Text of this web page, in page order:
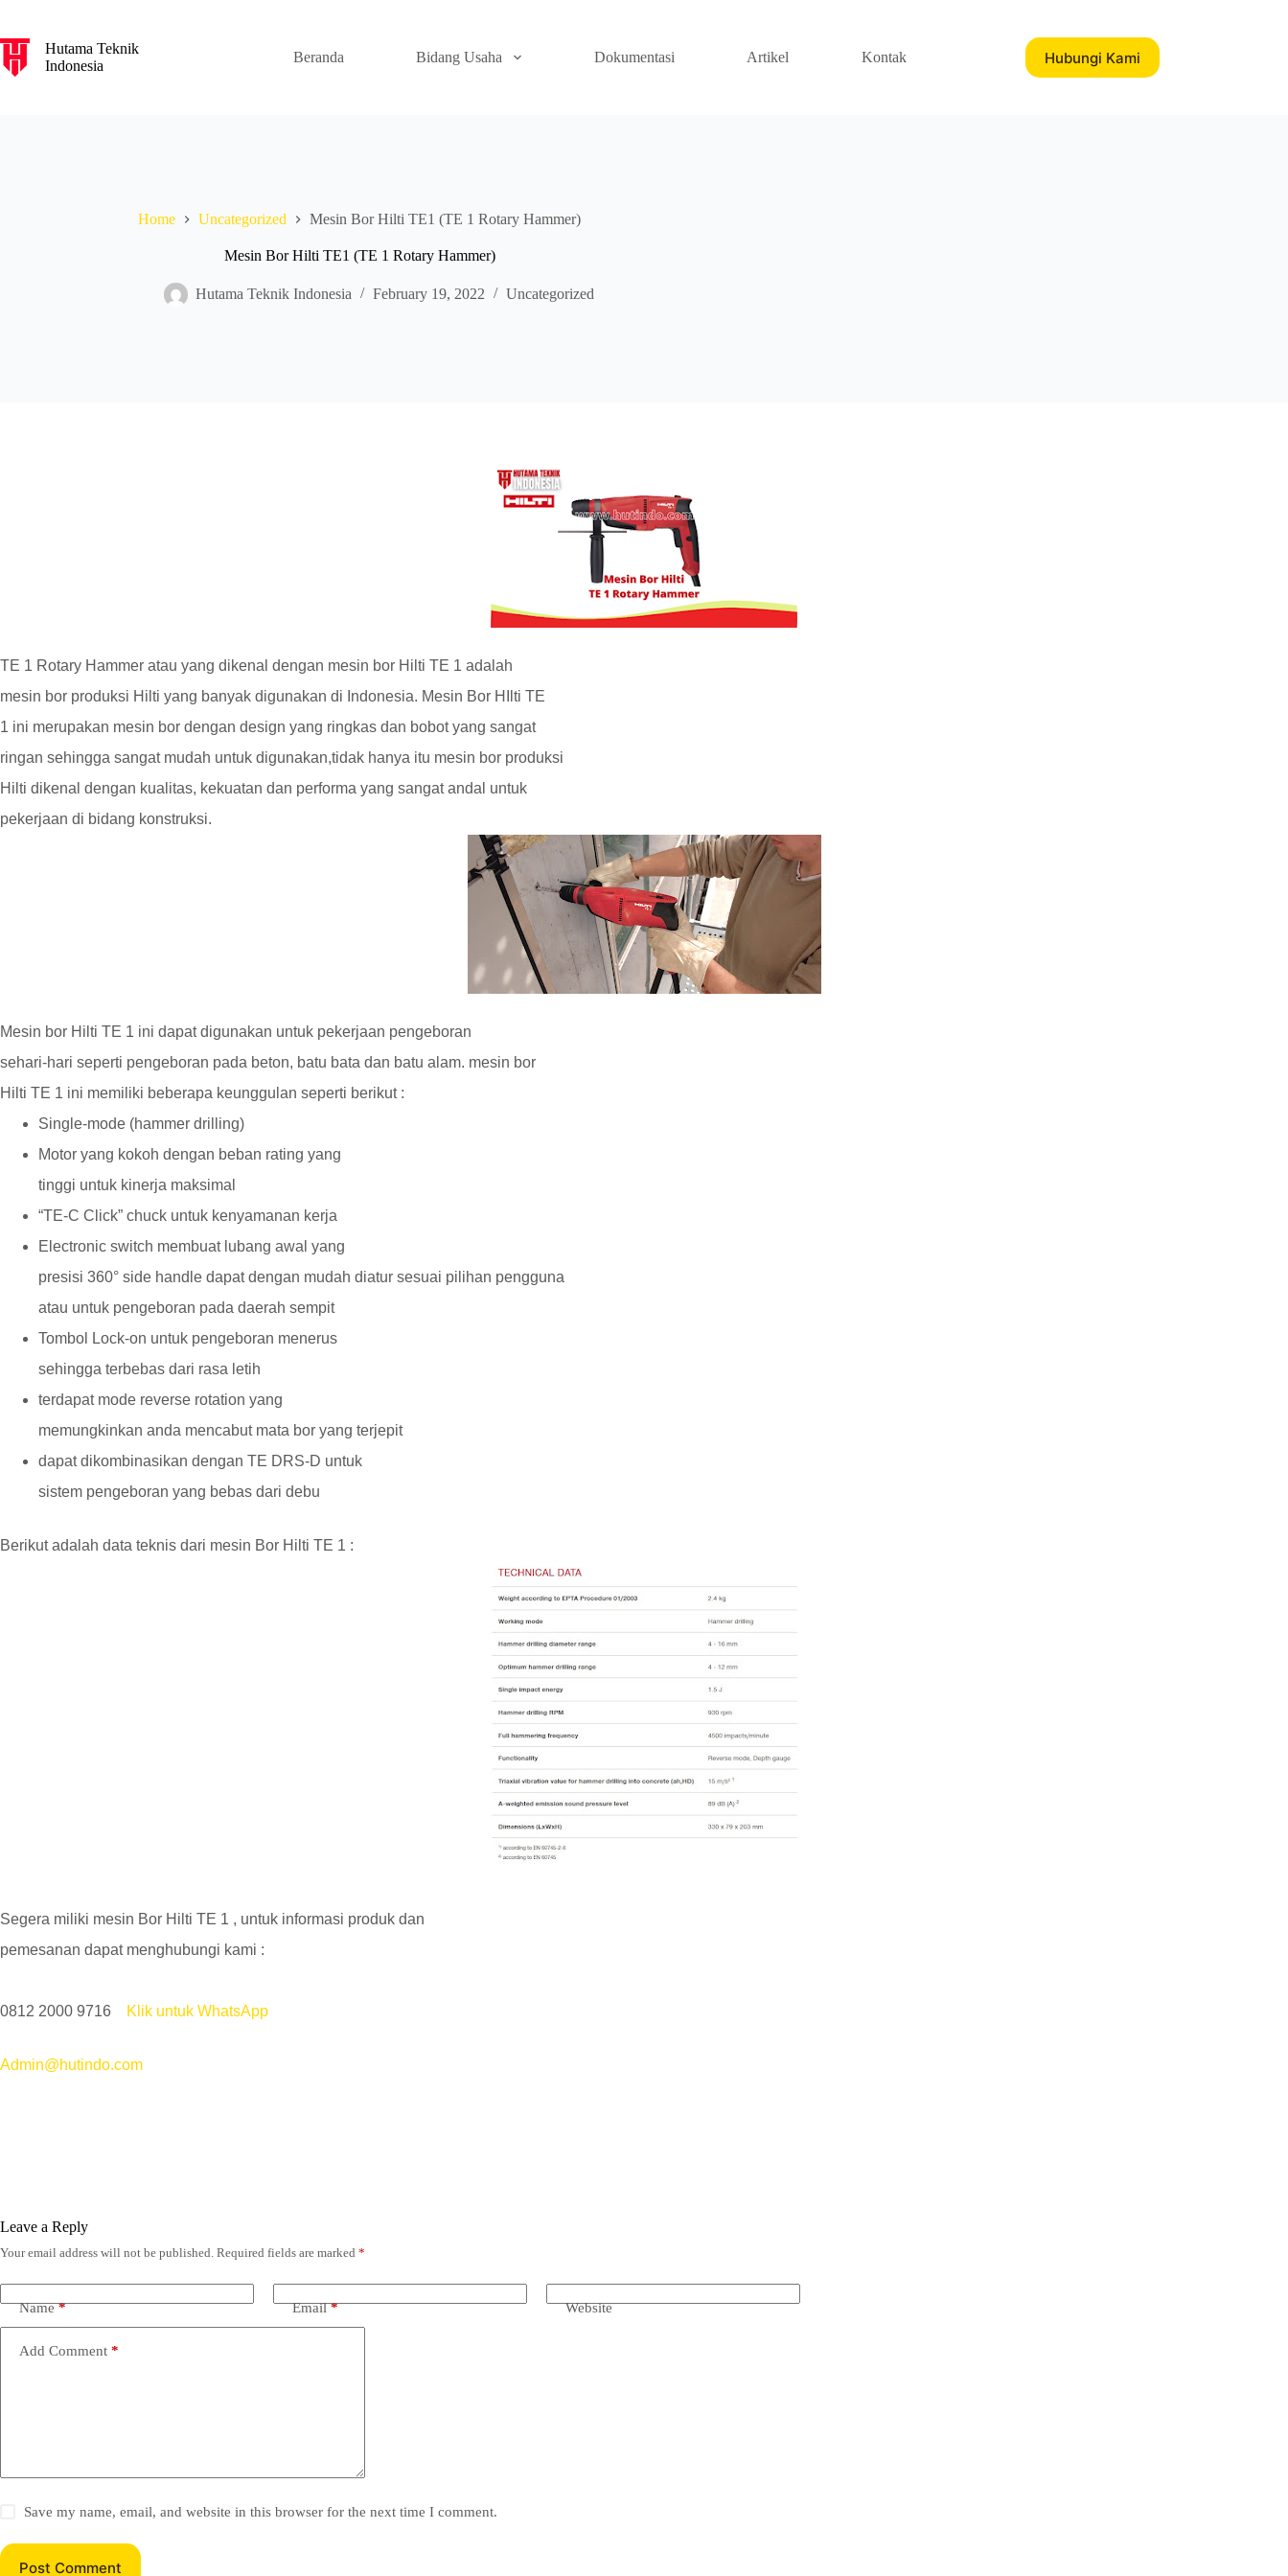
k
i
p
Hutama Teknik
Indonesia
Beranda Bidang Usaha Dokumentasi Artikel Kontak Hubungi Kami
Home Uncategorized Mesin Bor Hilti TE1 (TE 1 Rotary Hammer)
Mesin Bor Hilti TE1 (TE 1 Rotary Hammer)
Hutama Teknik Indonesia February 19, 2022 Uncategorized
TE 1 Rotary Hammer atau yang dikenal dengan mesin bor Hilti TE 1 adalah
mesin bor produksi Hilti yang banyak digunakan di Indonesia. Mesin Bor HIlti TE
1 ini merupakan mesin bor dengan design yang ringkas dan bobot yang sangat
ringan sehingga sangat mudah untuk digunakan,tidak hanya itu mesin bor produksi
Hilti dikenal dengan kualitas, kekuatan dan performa yang sangat andal untuk
pekerjaan di bidang konstruksi.
Mesin bor Hilti TE 1 ini dapat digunakan untuk pekerjaan pengeboran
sehari-hari seperti pengeboran pada beton, batu bata dan batu alam. mesin bor
Hilti TE 1 ini memiliki beberapa keunggulan seperti berikut :
Single-mode (hammer drilling)
Motor yang kokoh dengan beban rating yang
tinggi untuk kinerja maksimal
“TE-C Click” chuck untuk kenyamanan kerja
Electronic switch membuat lubang awal yang
presisi 360° side handle dapat dengan mudah diatur sesuai pilihan pengguna
atau untuk pengeboran pada daerah sempit
Tombol Lock-on untuk pengeboran menerus
sehingga terbebas dari rasa letih
terdapat mode reverse rotation yang
memungkinkan anda mencabut mata bor yang terjepit
dapat dikombinasikan dengan TE DRS-D untuk
sistem pengeboran yang bebas dari debu
Berikut adalah data teknis dari mesin Bor Hilti TE 1 :
Segera miliki mesin Bor Hilti TE 1 , untuk informasi produk dan
pemesanan dapat menghubungi kami :
0812 2000 9716 Klik untuk WhatsApp
Admin@hutindo.com
Leave a Reply
Your email address will not be published. Required fields are marked *
Name* Email* Website
Add Comment *
Save my name, email, and website in this browser for the next time I comment.
Post Comment